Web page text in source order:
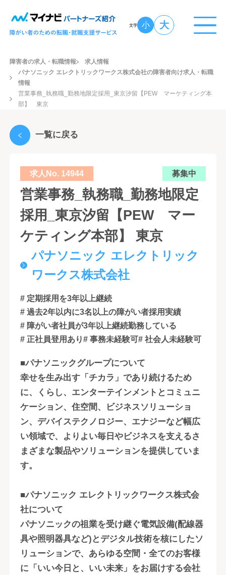
文字 小 大
障害者の求人・転職情報
求人情報
パナソニック エレクトリックワークス株式会社の障害者向け求人・転職
情報
営業事務_執務職_勤務地限定採用_東京汐留【PEW マーケティング本
部】 東京
一覧に戻る
求人No. 14944 募集中
営業事務_執務職_勤務地限定
採用_東京汐留【PEW マー
ケティング本部】 東京
パナソニック エレクトリック
ワークス株式会社
# 定期採用を3年以上継続
# 過去2年以内に3名以上の障がい者採用実績
# 障がい者社員が3年以上継続勤務している
# 正社員登用あり# 事務未経験可# 社会人未経験可
■パナソニックグループについて
幸せを生み出す「チカラ」であり続けるため
に、くらし、エンターテインメントとコミュニ
ケーション、住空間、ビジネスソリューショ
ン、デバイステクノロジー、エナジーなど幅広
い領域で、よりよい毎日やビジネスを支えるさ
まざまな製品やソリューションを提供していま
す。
■パナソニック エレクトリックワークス株式会
社について
パナソニックの祖業を受け継ぐ電気設備(配線器
具や照明器具など)とデジタル技術を核にしたソ
リューションで、あらゆる空間・全てのお客様
に「いい今日と、いい未来」をお届けする会社